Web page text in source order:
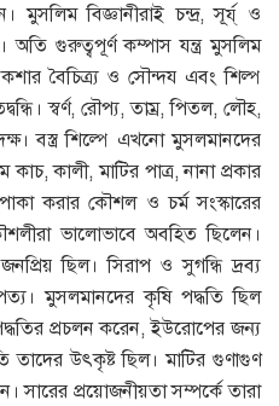
মুসলিম বিজ্ঞানীরাই চন্দ্র, সূর্য্ ও
অতি গুরুত্বপূর্ণ কম্পাস যন্ত্র মুসলিম
বৈচিত্র্য ও সৌন্দয এবং শিল্প
স্বর্ণ, রৌপ্য, তাম্র, পিতল, লৌহ,
বস্ত্র শিল্পে এখনো মুসলমানদের
কালী, মাটির পাত্র, নানা প্রকার
করার কৌশল ও চর্ম সংস্কারের
ভালোভাবে অবহিত ছিলেন।
ছিল। সিরাপ ও সুগন্ধি দ্রব্য
মুসলমানদের কৃষি পদ্ধতি ছিল
প্রচলন করেন, ইউরোপের জন্য
তাদের উৎকৃষ্ট ছিল। মাটির গুণাগুণ
সারের প্রয়োজনীয়তা সম্পর্কে তারা